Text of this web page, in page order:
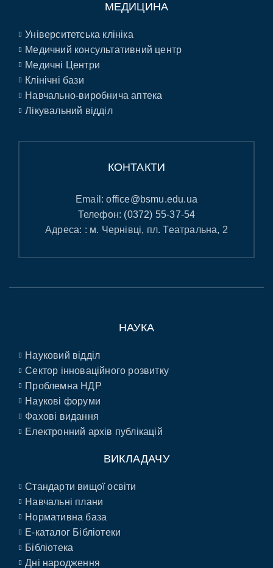
МЕДИЦИНА
Університетська клініка
Медичний консультативний центр
Медичні Центри
Клінічні бази
Навчально-виробнича аптека
Лікувальний відділ
КОНТАКТИ
Email:office@bsmu.edu.ua
Телефон: (0372) 55-37-54
Адреса: : м. Чернівці, пл. Театральна, 2
НАУКА
Науковий відділ
Сектор інноваційного розвитку
Проблемна НДР
Наукові форуми
Фахові видання
Електронний архів публікацій
ВИКЛАДАЧУ
Стандарти вищої освіти
Навчальні плани
Нормативна база
E-каталог Бібліотеки
Бібліотека
Дні народження